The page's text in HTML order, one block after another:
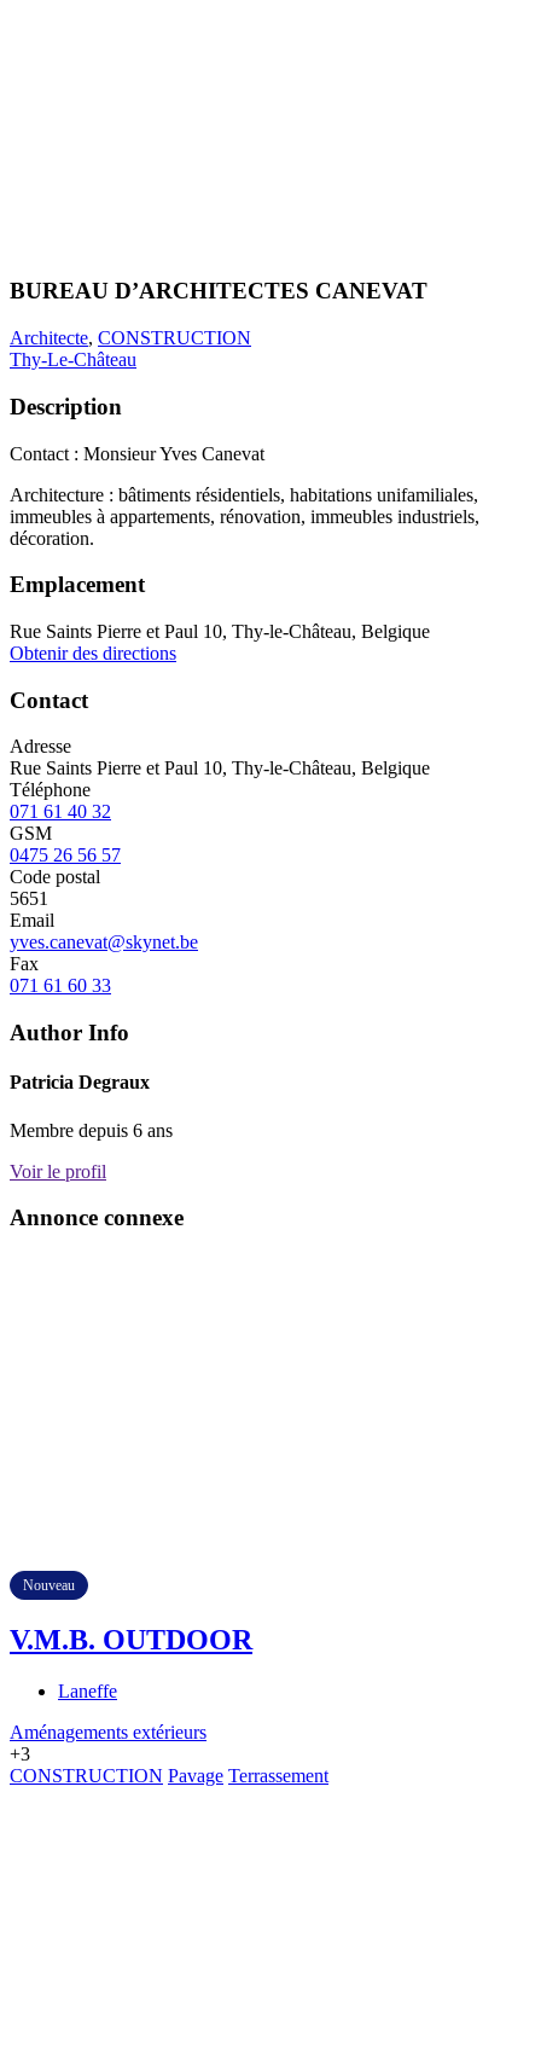
BUREAU D’ARCHITECTES CANEVAT
Architecte, CONSTRUCTION
Thy-Le-Château
Description
Contact : Monsieur Yves Canevat
Architecture : bâtiments résidentiels, habitations unifamiliales,
immeubles à appartements, rénovation, immeubles industriels,
décoration.
Emplacement
Rue Saints Pierre et Paul 10, Thy-le-Château, Belgique
Obtenir des directions
Contact
Adresse
Rue Saints Pierre et Paul 10, Thy-le-Château, Belgique
Téléphone
071 61 40 32
GSM
0475 26 56 57
Code postal
5651
Email
yves.canevat@skynet.be
Fax
071 61 60 33
Author Info
Patricia Degraux
Membre depuis 6 ans
Voir le profil
Annonce connexe
Nouveau
V.M.B. OUTDOOR
Laneffe
Aménagements extérieurs
+3
CONSTRUCTION Pavage Terrassement